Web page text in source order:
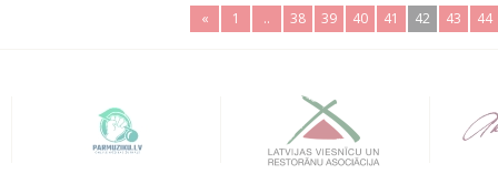
« 1 .. 38 39 40 41 42 43 44